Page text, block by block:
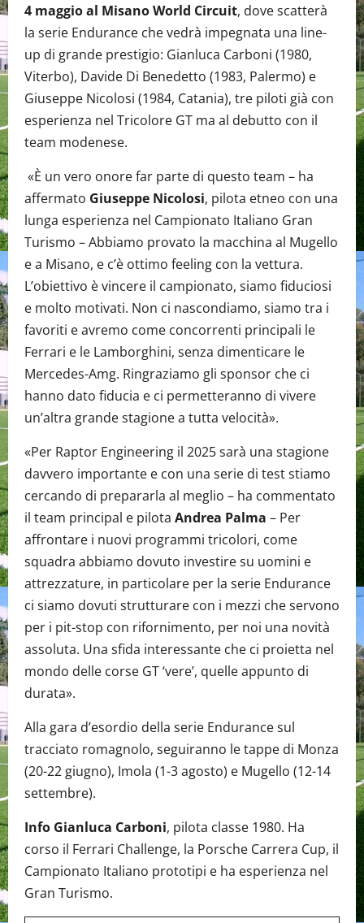
4 maggio al Misano World Circuit, dove scatterà
la serie Endurance che vedrà impegnata una line-
up di grande prestigio: Gianluca Carboni (1980,
Viterbo), Davide Di Benedetto (1983, Palermo) e
Giuseppe Nicolosi (1984, Catania), tre piloti già con
esperienza nel Tricolore GT ma al debutto con il
team modenese.
«È un vero onore far parte di questo team – ha
affermato Giuseppe Nicolosi, pilota etneo con una
lunga esperienza nel Campionato Italiano Gran
Turismo – Abbiamo provato la macchina al Mugello
e a Misano, e c’è ottimo feeling con la vettura.
L’obiettivo è vincere il campionato, siamo fiduciosi
e molto motivati. Non ci nascondiamo, siamo tra i
favoriti e avremo come concorrenti principali le
Ferrari e le Lamborghini, senza dimenticare le
Mercedes-Amg. Ringraziamo gli sponsor che ci
hanno dato fiducia e ci permetteranno di vivere
un’altra grande stagione a tutta velocità».
«Per Raptor Engineering il 2025 sarà una stagione
davvero importante e con una serie di test stiamo
cercando di prepararla al meglio – ha commentato
il team principal e pilota Andrea Palma – Per
affrontare i nuovi programmi tricolori, come
squadra abbiamo dovuto investire su uomini e
attrezzature, in particolare per la serie Endurance
ci siamo dovuti strutturare con i mezzi che servono
per i pit-stop con rifornimento, per noi una novità
assoluta. Una sfida interessante che ci proietta nel
mondo delle corse GT ‘vere’, quelle appunto di
durata».
Alla gara d’esordio della serie Endurance sul
tracciato romagnolo, seguiranno le tappe di Monza
(20-22 giugno), Imola (1-3 agosto) e Mugello (12-14
settembre).
Info Gianluca Carboni, pilota classe 1980. Ha
corso il Ferrari Challenge, la Porsche Carrera Cup, il
Campionato Italiano prototipi e ha esperienza nel
Gran Turismo.